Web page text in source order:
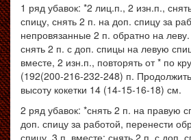
1 ряд убавок: *2 лиц.п., 2 изн.п.,
спицу, снять 2 п. на доп. спицу за
непровязанные 2 п. обратно на
снять 2 п. с доп. спицы на левую
вместе, 2 изн.п., повторять от * по
(192(200-216-232-248) п.
высоту кокетки 14 (14-15-16-18) см.
2 ряд убавок: *снять 2 п. на правую
доп. спицу за работой, перенести
спицу, 3 п. вместе; снять 2 п. с доп.